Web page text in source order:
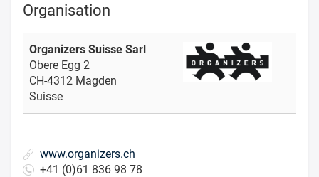
Organisation
Organizers Suisse Sarl
Obere Egg 2
CH-4312 Magden
Suisse
www.organizers.ch
+41 (0)61 836 98 78